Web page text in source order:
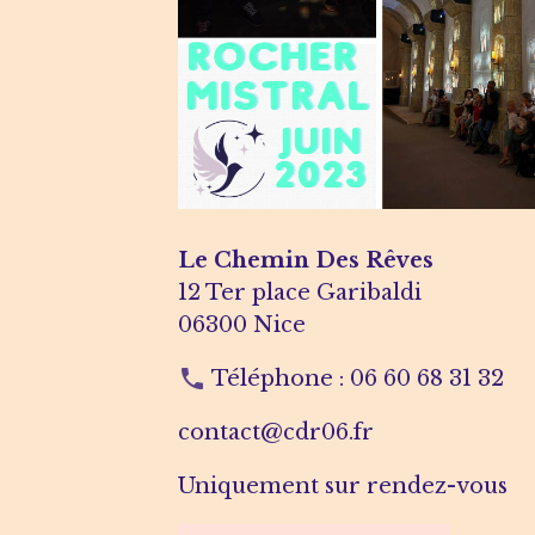
Le Chemin Des Rêves
12 Ter place Garibaldi
06300 Nice
Téléphone : 06 60 68 31 32
contact@cdr06.fr
Uniquement sur rendez-vous